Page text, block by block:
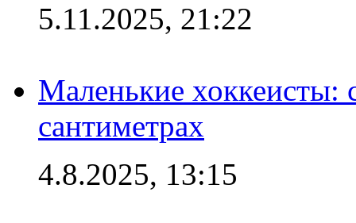
5.11.2025, 21:22
Маленькие хоккеисты:
сантиметрах
4.8.2025, 13:15